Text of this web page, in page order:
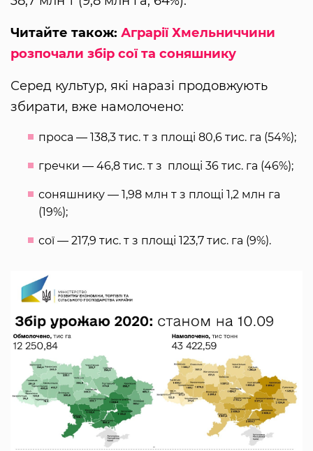
Читайте також: Аграрії Хмельниччини
розпочали збір сої та соняшнику
Серед культур, які наразі продовжують
збирати, вже намолочено:
проса — 138,3 тис. т з площі 80,6 тис. га (54%);
гречки — 46,8 тис. т з площі 36 тис. га (46%);
соняшнику — 1,98 млн т з площі 1,2 млн га
(19%);
сої — 217,9 тис. т з площі 123,7 тис. га (9%).